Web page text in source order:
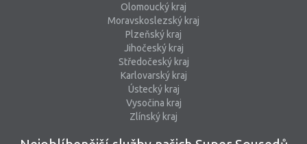
Olomoucký kraj
Moravskoslezský kraj
Plzeňský kraj
Jihočeský kraj
Středočeský kraj
Karlovarský kraj
Ústecký kraj
Vysočina kraj
Zlínský kraj